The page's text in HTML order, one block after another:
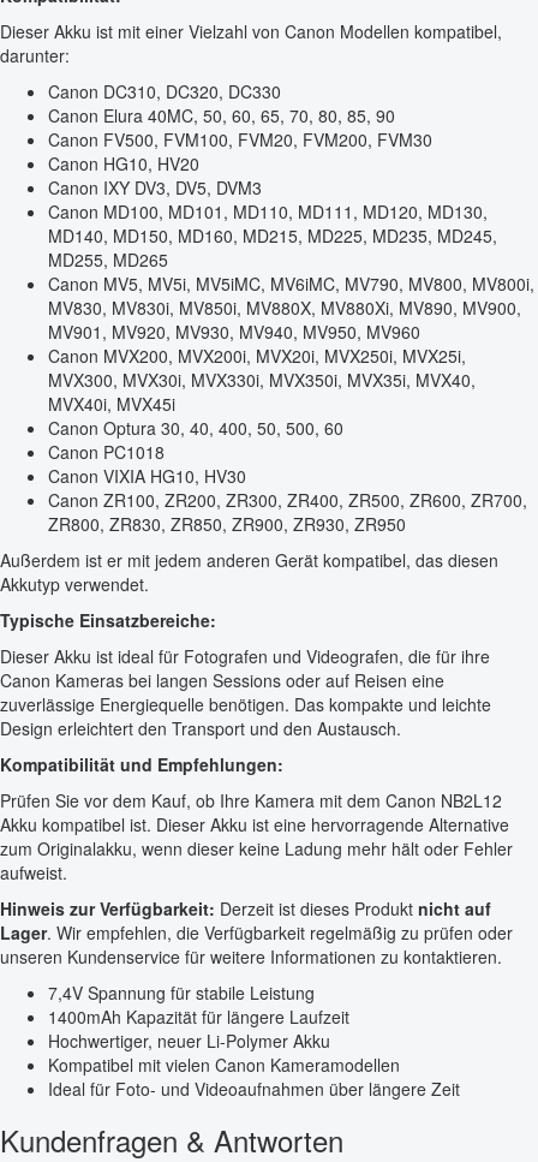
Dieser Akku ist mit einer Vielzahl von Canon Modellen kompatibel,
darunter:
Canon DC310, DC320, DC330
Canon Elura 40MC, 50, 60, 65, 70, 80, 85, 90
Canon FV500, FVM100, FVM20, FVM200, FVM30
Canon HG10, HV20
Canon IXY DV3, DV5, DVM3
Canon MD100, MD101, MD110, MD111, MD120, MD130,
MD140, MD150, MD160, MD215, MD225, MD235, MD245,
MD255, MD265
Canon MV5, MV5i, MV5iMC, MV6iMC, MV790, MV800, MV800i,
MV830, MV830i, MV850i, MV880X, MV880Xi, MV890, MV900,
MV901, MV920, MV930, MV940, MV950, MV960
Canon MVX200, MVX200i, MVX20i, MVX250i, MVX25i,
MVX300, MVX30i, MVX330i, MVX350i, MVX35i, MVX40,
MVX40i, MVX45i
Canon Optura 30, 40, 400, 50, 500, 60
Canon PC1018
Canon VIXIA HG10, HV30
Canon ZR100, ZR200, ZR300, ZR400, ZR500, ZR600, ZR700,
ZR800, ZR830, ZR850, ZR900, ZR930, ZR950
Außerdem ist er mit jedem anderen Gerät kompatibel, das diesen
Akkutyp verwendet.
Typische Einsatzbereiche:
Dieser Akku ist ideal für Fotografen und Videografen, die für ihre
Canon Kameras bei langen Sessions oder auf Reisen eine
zuverlässige Energiequelle benötigen. Das kompakte und leichte
Design erleichtert den Transport und den Austausch.
Kompatibilität und Empfehlungen:
Prüfen Sie vor dem Kauf, ob Ihre Kamera mit dem Canon NB2L12
Akku kompatibel ist. Dieser Akku ist eine hervorragende Alternative
zum Originalakku, wenn dieser keine Ladung mehr hält oder Fehler
aufweist.
Hinweis zur Verfügbarkeit: Derzeit ist dieses Produkt nicht auf
Lager. Wir empfehlen, die Verfügbarkeit regelmäßig zu prüfen oder
unseren Kundenservice für weitere Informationen zu kontaktieren.
7,4V Spannung für stabile Leistung
1400mAh Kapazität für längere Laufzeit
Hochwertiger, neuer Li-Polymer Akku
Kompatibel mit vielen Canon Kameramodellen
Ideal für Foto- und Videoaufnahmen über längere Zeit
Kundenfragen & Antworten